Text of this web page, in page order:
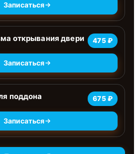
Записаться
открывания двери 475 ₽
Записаться
поддона 675 ₽
Записаться